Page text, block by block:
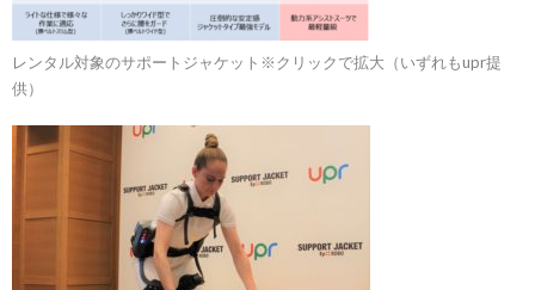
レンタル対象のサポートジャケット※クリックで拡大（いずれもupr提
供）